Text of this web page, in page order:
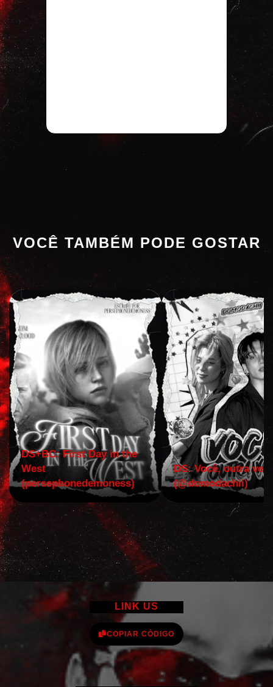
VOCÊ TAMBÉM PODE GOSTAR
DS+BC: First Day in the
West
(persephonedemoness)
DS: Você, outra vez!
(@domodachii)
LINK US
COPIAR CÓDIGO